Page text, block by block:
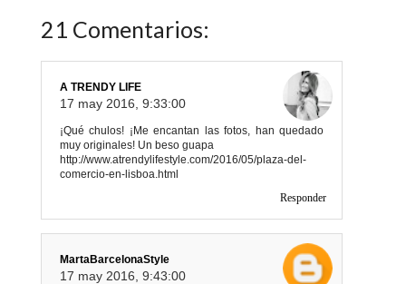
21 Comentarios:
A TRENDY LIFE
17 may 2016, 9:33:00
¡Qué chulos! ¡Me encantan las fotos, han quedado
muy originales! Un beso guapa
http://www.atrendylifestyle.com/2016/05/plaza-del-
comercio-en-lisboa.html
Responder
MartaBarcelonaStyle
17 may 2016, 9:43:00